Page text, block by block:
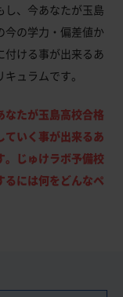
し、今あなたが玉島
今の学力・偏差値か
付ける事が出来るあ
ュラムです。
なたが玉島高校合格
ていく事が出来るあ
。じゅけラボ予備校
るには何をどんなペ